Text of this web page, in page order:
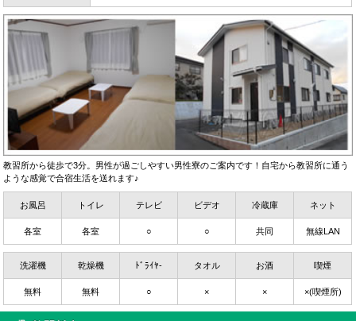
教習所から徒歩で3分。男性が過ごしやすい男性寮のご案内です！自宅から教習所に通う
ような感覚で合宿生活を送れます♪
お風呂 トイレ テレビ ビデオ 冷蔵庫 ネット
各室 各室 ○ ○ 共同 無線LAN
洗濯機 乾燥機 ﾄﾞﾗｲﾔ- タオル お酒 喫煙
無料 無料 ○ × × ×(喫煙所)